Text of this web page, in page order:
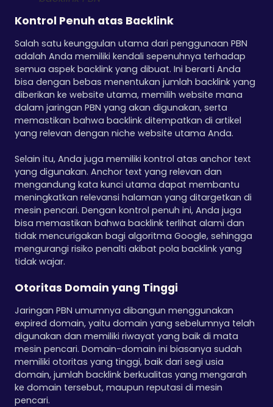
Kontrol Penuh atas Backlink
Salah satu keunggulan utama dari penggunaan PBN
adalah Anda memiliki kendali sepenuhnya terhadap
semua aspek backlink yang dibuat. Ini berarti Anda
bisa dengan bebas menentukan jumlah backlink yang
diberikan ke website utama, memilih website mana
dalam jaringan PBN yang akan digunakan, serta
memastikan bahwa backlink ditempatkan di artikel
yang relevan dengan niche website utama Anda.
Selain itu, Anda juga memiliki kontrol atas anchor text
yang digunakan. Anchor text yang relevan dan
mengandung kata kunci utama dapat membantu
meningkatkan relevansi halaman yang ditargetkan di
mesin pencari. Dengan kontrol penuh ini, Anda juga
bisa memastikan bahwa backlink terlihat alami dan
tidak mencurigakan bagi algoritma Google, sehingga
mengurangi risiko penalti akibat pola backlink yang
tidak wajar.
Otoritas Domain yang Tinggi
Jaringan PBN umumnya dibangun menggunakan
expired domain, yaitu domain yang sebelumnya telah
digunakan dan memiliki riwayat yang baik di mata
mesin pencari. Domain-domain ini biasanya sudah
memiliki otoritas yang tinggi, baik dari segi usia
domain, jumlah backlink berkualitas yang mengarah
ke domain tersebut, maupun reputasi di mesin
pencari.